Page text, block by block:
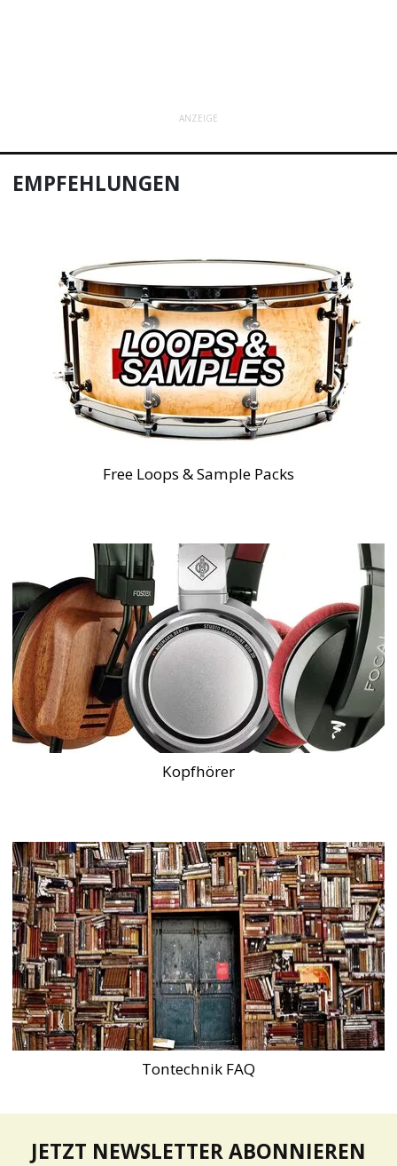
ANZEIGE
EMPFEHLUNGEN
Free Loops & Sample Packs
Kopfhörer
Tontechnik FAQ
JETZT NEWSLETTER ABONNIEREN